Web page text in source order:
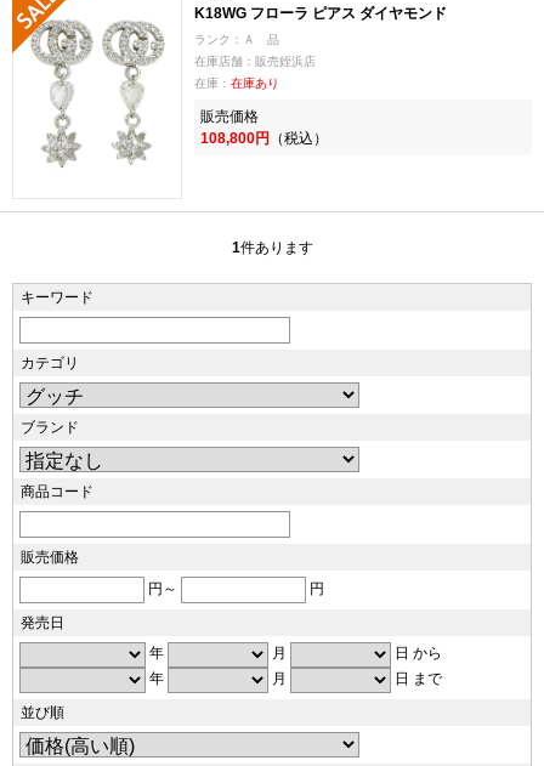
K18WG フローラ ピアス ダイヤモンド
ランク：Ａ 品
在庫店舗：販売姪浜店
在庫： 在庫あり
販売価格
108,800円 （税込）
1件あります
キーワード
カテゴリ
ブランド
商品コード
販売価格
円～
円
発売日
年
月
日 から
年
月
日 まで
並び順